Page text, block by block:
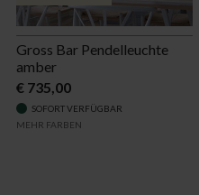
Gross Bar Pendelleuchte
amber
€ 735,00
SOFORT VERFÜGBAR
MEHR FARBEN